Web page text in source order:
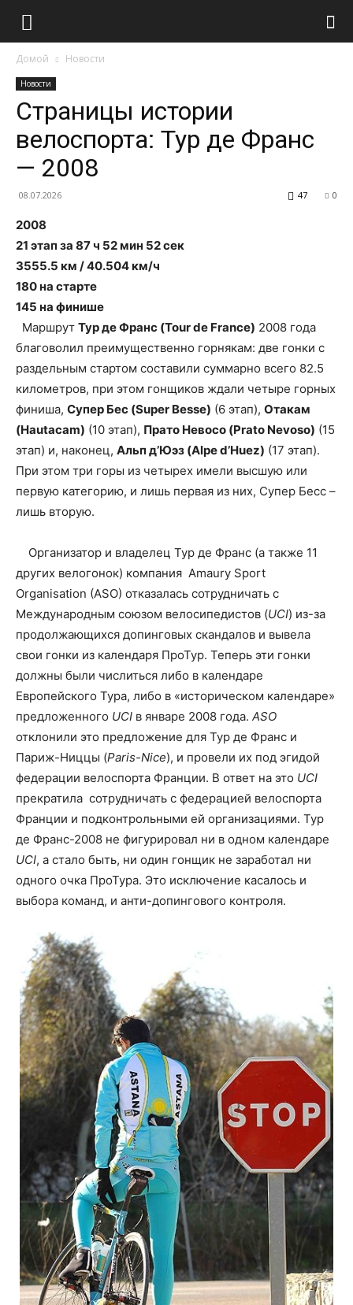
Домой Новости
Новости
Страницы истории
велоспорта: Тур де Франс
— 2008
08.07.2026 0
47
2008
21 этап за 87 ч 52 мин 52 сек
3555.5 км / 40.504 км/ч
180 на старте
145 на финише
Маршрут Тур де Франс (Tour de France) 2008 года
благоволил преимущественно горнякам: две гонки с
раздельным стартом составили суммарно всего 82.5
километров, при этом гонщиков ждали четыре горных
финиша, Супер Бес (Super Besse) (6 этап), Отакам
(Hautacam) (10 этап), Прато Невосо (Prato Nevoso) (15
этап) и, наконец, Альп д’Юэз (Alpe d’Huez) (17 этап).
При этом три горы из четырех имели высшую или
первую категорию, и лишь первая из них, Супер Бесс –
лишь вторую.
Организатор и владелец Тур де Франс (а также 11
других велогонок) компания Amaury Sport
Organisation (ASO) отказалась сотрудничать с
Международным союзом велосипедистов (UCI) из-за
продолжающихся допинговых скандалов и вывела
свои гонки из календаря ПроТур. Теперь эти гонки
должны были числиться либо в календаре
Европейского Тура, либо в «историческом календаре»
предложенного UCI в январе 2008 года. ASO
отклонили это предложение для Тур де Франс и
Париж-Ниццы (Paris-Nice), и провели их под эгидой
федерации велоспорта Франции. В ответ на это UCI
прекратила сотрудничать с федерацией велоспорта
Франции и подконтрольными ей организациями. Тур
де Франс-2008 не фигурировал ни в одном календаре
UCI, а стало быть, ни один гонщик не заработал ни
одного очка ПроТура. Это исключение касалось и
выбора команд, и анти-допингового контроля.